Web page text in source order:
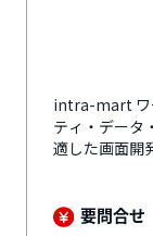
intra-mart ワ
ティ・データ
適した画面開
す。申請用
とで簡単に
析などの表示
要問合せ